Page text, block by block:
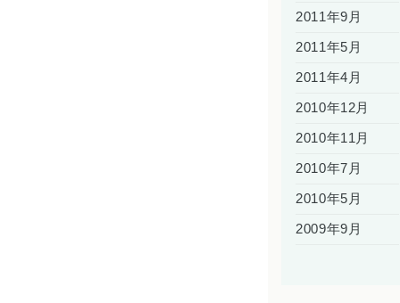
2011年9月
2011年5月
2011年4月
2010年12月
2010年11月
2010年7月
2010年5月
2009年9月